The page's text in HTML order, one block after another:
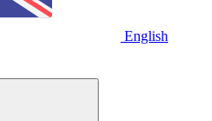
English